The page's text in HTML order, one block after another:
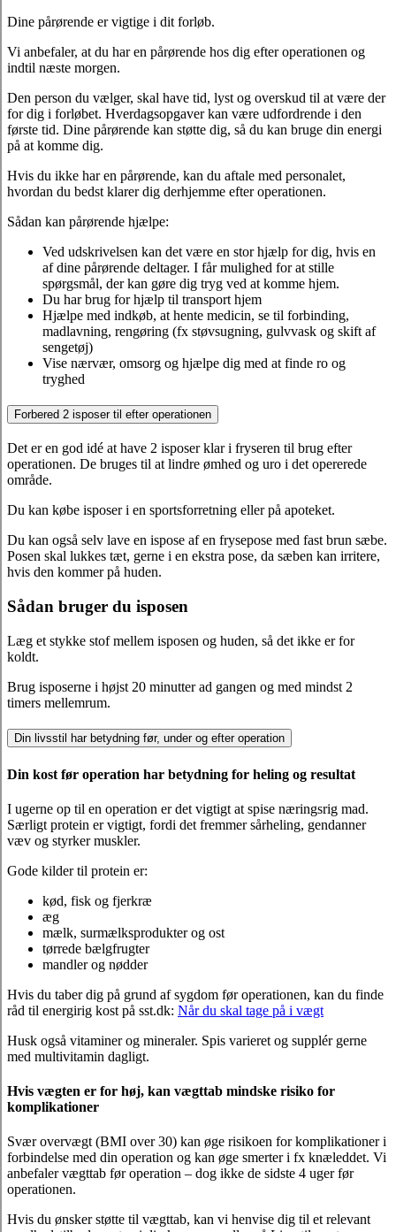
Dine pårørende er vigtige i dit forløb.
Vi anbefaler, at du har en pårørende hos dig efter operationen og
indtil næste morgen.
Den person du vælger, skal have tid, lyst og overskud til at være der
for dig i forløbet. Hverdagsopgaver kan være udfordrende i den
første tid. Dine pårørende kan støtte dig, så du kan bruge din energi
på at komme dig.
Hvis du ikke har en pårørende, kan du aftale med personalet,
hvordan du bedst klarer dig derhjemme efter operationen.
Sådan kan pårørende hjælpe:
Ved udskrivelsen kan det være en stor hjælp for dig, hvis en
af dine pårørende deltager. I får mulighed for at stille
spørgsmål, der kan gøre dig tryg ved at komme hjem.
Du har brug for hjælp til transport hjem
Hjælpe med indkøb, at hente medicin, se til forbinding,
madlavning, rengøring (fx støvsugning, gulvvask og skift af
sengetøj)
Vise nærvær, omsorg og hjælpe dig med at finde ro og
tryghed
Forbered 2 isposer til efter operationen
Det er en god idé at have 2 isposer klar i fryseren til brug efter
operationen. De bruges til at lindre ømhed og uro i det opererede
område.
Du kan købe isposer i en sportsforretning eller på apoteket.
Du kan også selv lave en ispose af en frysepose med fast brun sæbe.
Posen skal lukkes tæt, gerne i en ekstra pose, da sæben kan irritere,
hvis den kommer på huden.
Sådan bruger du isposen
Læg et stykke stof mellem isposen og huden, så det ikke er for
koldt.
Brug isposerne i højst 20 minutter ad gangen og med mindst 2
timers mellemrum.
Din livsstil har betydning før, under og efter operation
Din kost før operation har betydning for heling og resultat
I ugerne op til en operation er det vigtigt at spise næringsrig mad.
Særligt protein er vigtigt, fordi det fremmer sårheling, gendanner
væv og styrker muskler.
Gode kilder til protein er:
kød, fisk og fjerkræ
æg
mælk, surmælksprodukter og ost
tørrede bælgfrugter
mandler og nødder
Hvis du taber dig på grund af sygdom før operationen, kan du finde
råd til energirig kost på sst.dk: Når du skal tage på i vægt
Husk også vitaminer og mineraler. Spis varieret og supplér gerne
med multivitamin dagligt.
Hvis vægten er for høj, kan vægttab mindske risiko for
komplikationer
Svær overvægt (BMI over 30) kan øge risikoen for komplikationer i
forbindelse med din operation og kan øge smerter i fx knæleddet. Vi
anbefaler vægttab før operation – dog ikke de sidste 4 uger før
operationen.
Hvis du ønsker støtte til vægttab, kan vi henvise dig til et relevant